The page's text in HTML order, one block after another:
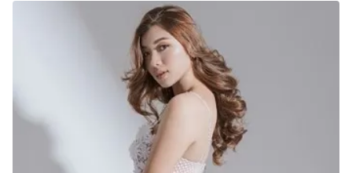
Đài Truyền hình Việt Nam
Cơ quan báo chí:
Thời báo VTV
Giấy phép hoạt động báo in và báo điện tử số 483/GP-BTTTT
cấp ngày 29/12/2023